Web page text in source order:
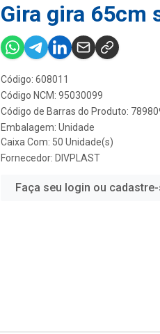
Gira gira 65cm
Código: 608011
Código NCM: 95030099
Código de Barras do Produto:
Embalagem: Unidade
Caixa Com: 50 Unidade(s)
Fornecedor: DIVPLAST
Faça seu login ou